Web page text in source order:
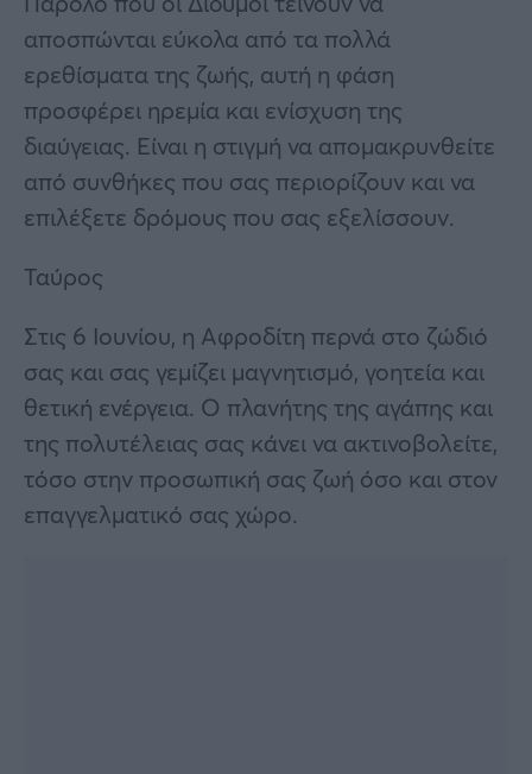
αποσπώνται εύκολα από τα πολλά
ερεθίσματα της ζωής, αυτή η φάση
προσφέρει ηρεμία και ενίσχυση της
διαύγειας. Είναι η στιγμή να απομακρυνθείτε
από συνθήκες που σας περιορίζουν και να
επιλέξετε δρόμους που σας εξελίσσουν.
Ταύρος
Στις 6 Ιουνίου, η Αφροδίτη περνά στο ζώδιό
σας και σας γεμίζει μαγνητισμό, γοητεία και
θετική ενέργεια. Ο πλανήτης της αγάπης και
της πολυτέλειας σας κάνει να ακτινοβολείτε,
τόσο στην προσωπική σας ζωή όσο και στον
επαγγελματικό σας χώρο.